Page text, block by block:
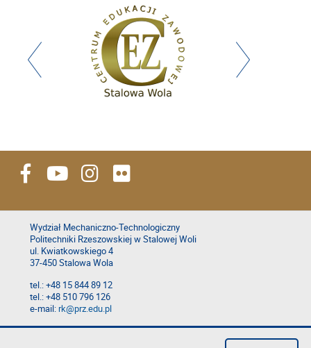
Wydział Mechaniczno-Technologiczny
Politechniki Rzeszowskiej w Stalowej Woli
ul. Kwiatkowskiego 4
37-450 Stalowa Wola
tel.: +48 15 844 89 12
tel.: +48 510 796 126
e-mail:rk@prz.edu.pl
Deklaracja dostępności